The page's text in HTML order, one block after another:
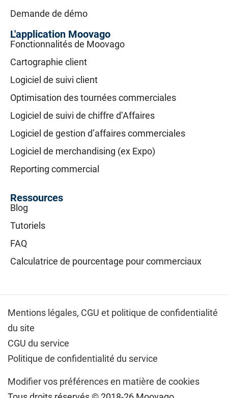
Demande de démo
L'application Moovago
Fonctionnalités de Moovago
Cartographie client
Logiciel de suivi client
Optimisation des tournées commerciales
Logiciel de suivi de chiffre d’Affaires
Logiciel de gestion d’affaires commerciales
Logiciel de merchandising (ex Expo)
Reporting commercial
Ressources
Blog
Tutoriels
FAQ
Calculatrice de pourcentage pour commerciaux
Mentions légales, CGU et politique de confidentialité
du site
CGU du service
Politique de confidentialité du service
Modifier vos préférences en matière de cookies